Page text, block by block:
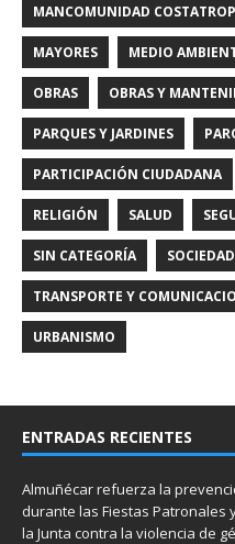
MANCOMUNIDAD
MAYORES MEDIO
OBRAS OBRAS Y
PARQUES Y JARDINES
PARTICIPACIÓN CIUDADANA
RELIGIÓN SALUD
SIN CATEGORÍA SOCIEDAD
TRANSPORTE Y
URBANISMO
ENTRADAS RECIENTES
Almuñécar refuerza la
durante las Fiestas Patronales
la Junta contra la violencia de